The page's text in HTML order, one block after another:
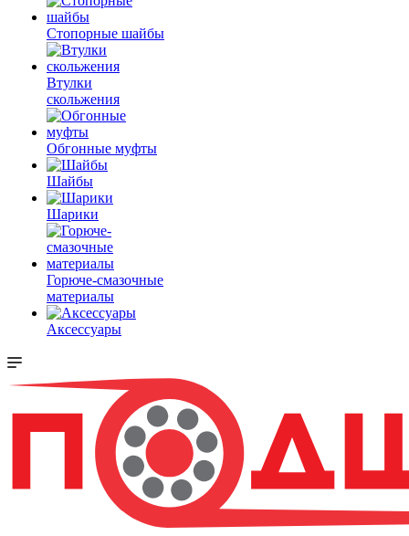
Стопорные шайбы
Втулки
скольжения
Обгонные муфты
Шайбы
Шарики
Горюче-смазочные
материалы
Аксессуары